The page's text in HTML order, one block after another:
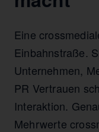
Eine
Einbahnstraße.
Unternehmen,
PR Vertrauen
Interaktion.
Mehrwerte